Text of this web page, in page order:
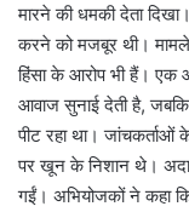
मारने की धमकी देता
करने को मजबूर थी। मामले
हिंसा के आरोप भी हैं। एक
आवाज सुनाई देती है,
पीट रहा था।
पर खून के निशान थे।
गईं। अभियोजकों ने कहा